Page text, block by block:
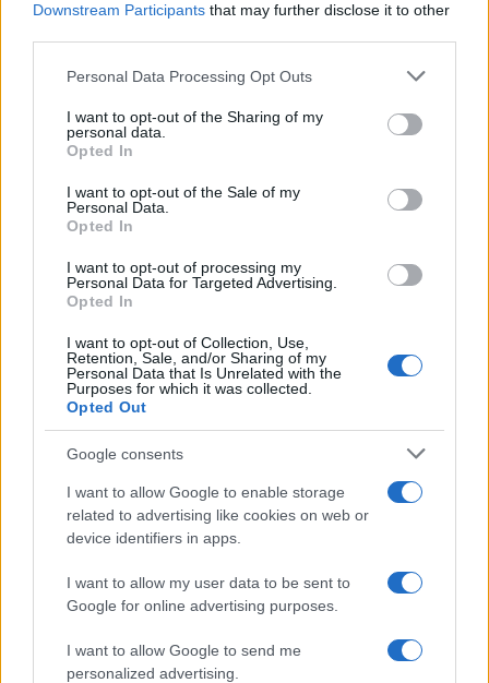
Downstream Participants that may further disclose it to other
Please note that this website/app uses one or more Google
not limited to your visit or usage behaviour. You may click to
grant or deny consent to Google and its third-party tags to
use your data for below specified purposes in below Google
consent section.
Personal Data Processing Opt Outs
I want to opt-out of the Sharing of my
personal data.
Opted In
I want to opt-out of the Sale of my
Personal Data.
Opted In
I want to opt-out of processing my
Personal Data for Targeted Advertising.
Opted In
I want to opt-out of Collection, Use,
Retention, Sale, and/or Sharing of my
Personal Data that Is Unrelated with the
Purposes for which it was collected.
Opted Out
Google consents
I want to allow Google to enable storage
related to advertising like cookies on web or
device identifiers in apps.
I want to allow my user data to be sent to
Google for online advertising purposes.
I want to allow Google to send me
personalized advertising.
Beatrice Bonaventura
Beatrice Bonaventura ricorda la decisione di
servizio su sartorie locali; da allora guida
scelte stilistiche pratiche per lettori. In
un archivio personale di tagli e cartamodelli
d’epoca.